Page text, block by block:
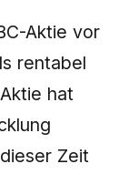
Aktie vor
rentabel
hat
Zeit